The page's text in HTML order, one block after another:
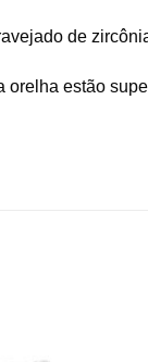
de
estão